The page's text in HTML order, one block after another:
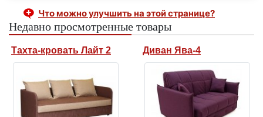
Что можно улучшить на этой странице?
Недавно просмотренные товары
Тахта-кровать Лайт 2 Диван Ява-4